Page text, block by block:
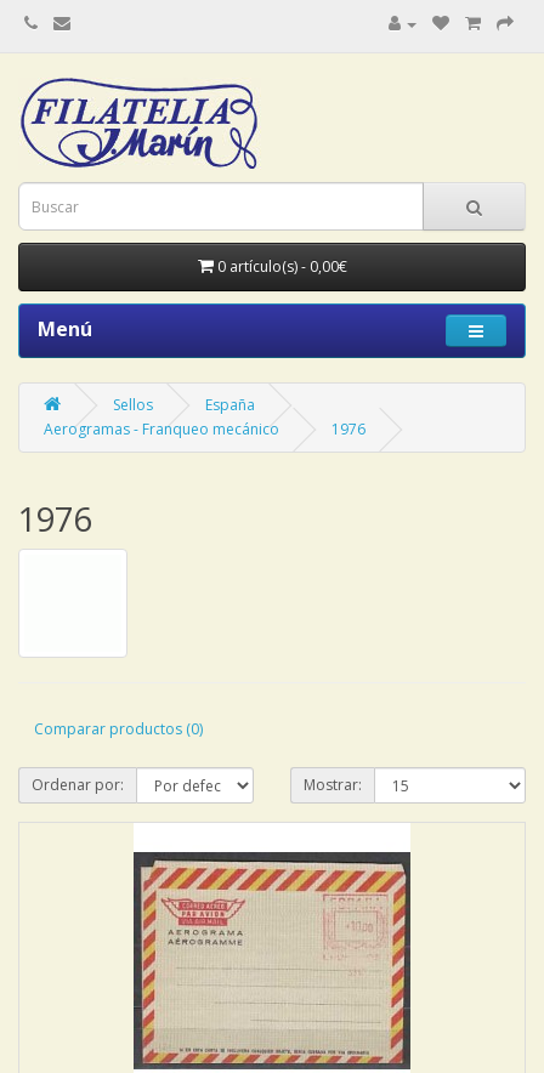
0 artículo(s) - 0,00€
Menú
Sellos
España
Aerogramas - Franqueo mecánico
1976
1976
Comparar productos (0)
Ordenar por: Mostrar: